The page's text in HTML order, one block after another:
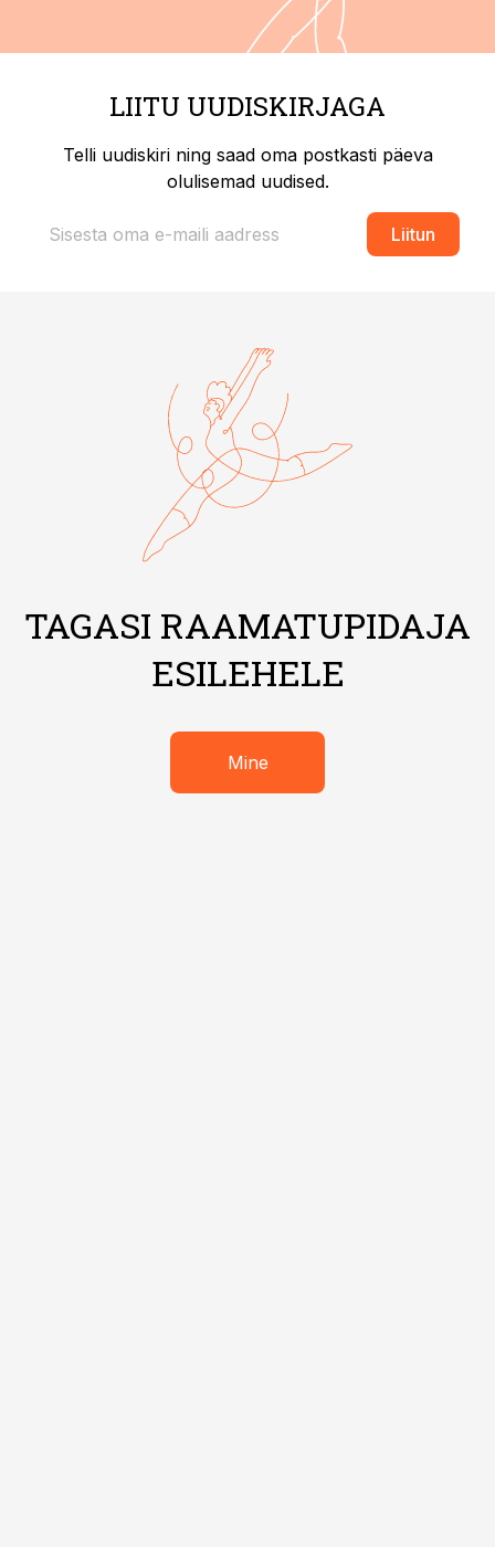
LIITU UUDISKIRJAGA
Telli uudiskiri ning saad oma postkasti päeva
olulisemad uudised.
Liitun
TAGASI RAAMATUPIDAJA
ESILEHELE
Mine